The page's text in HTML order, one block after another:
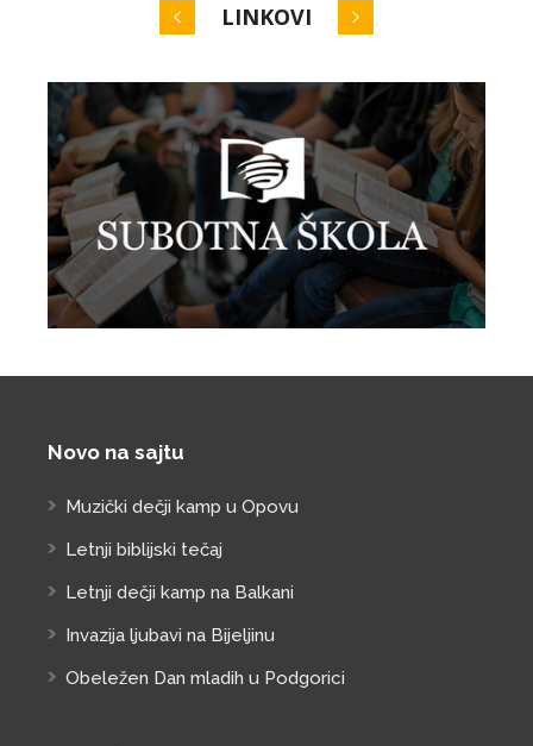
LINKOVI
Novo na sajtu
Muzički dečji kamp u Opovu
Letnji biblijski tečaj
Letnji dečji kamp na Balkani
Invazija ljubavi na Bijeljinu
Obeležen Dan mladih u Podgorici